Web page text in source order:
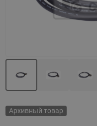
Архивный товар